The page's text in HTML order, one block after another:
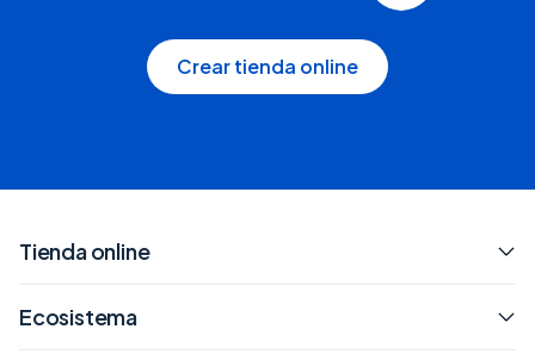
Crear tienda online
Tienda online
Ecosistema